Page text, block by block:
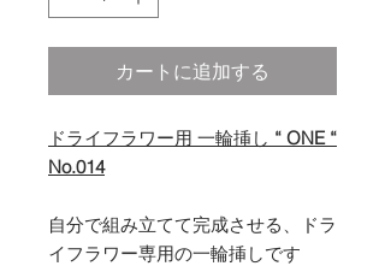
カートに追加する
ドライフラワー用 一輪挿し “ ONE “
No.014
自分で組み立てて完成させる、ドラ
イフラワー専用の一輪挿しです